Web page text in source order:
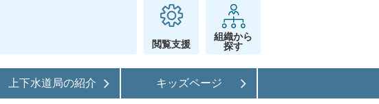
閲覧支援
組織から
探す
上下水道局の紹介 キッズページ